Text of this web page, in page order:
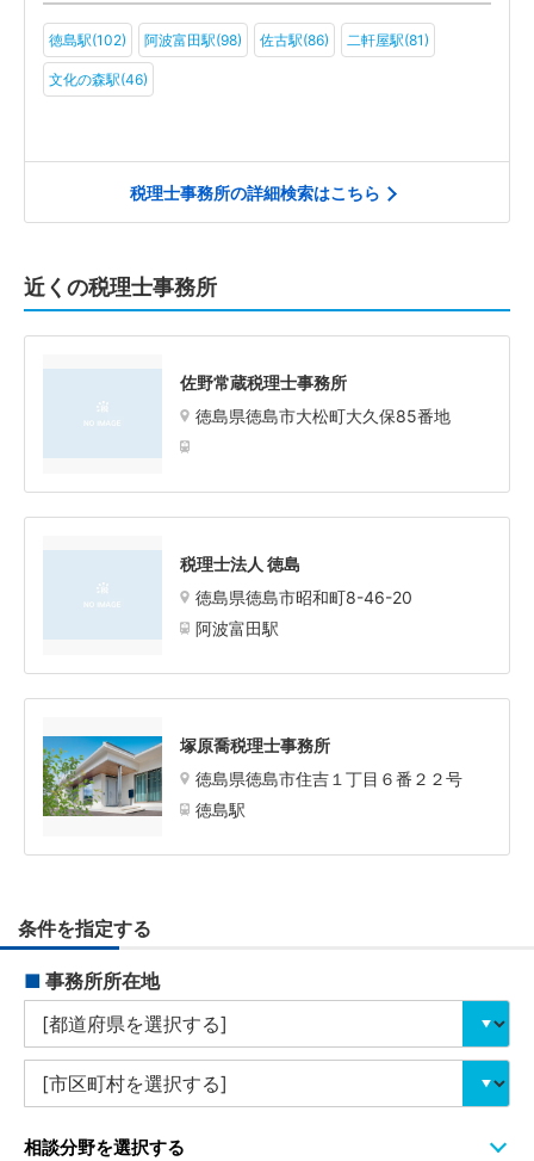
徳島駅(102) 阿波富田駅(98) 佐古駅(86) 二軒屋駅(81)
文化の森駅(46)
税理士事務所の詳細検索はこちら
近くの税理士事務所
佐野常蔵税理士事務所
徳島県徳島市大松町大久保85番地
税理士法人 徳島
徳島県徳島市昭和町8-46-20
阿波富田駅
塚原喬税理士事務所
徳島県徳島市住吉１丁目６番２２号
徳島駅
条件を指定する
■ 事務所所在地
相談分野を選択する